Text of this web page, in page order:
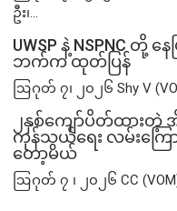
ဦး၊...
UWSP နဲ့ NSPNC တို့
ဘက်က ထုတ်ပြန်
ဩဂုတ် ၇၊ ၂၀၂၆ Shy V
၂နှစ်​ကျော်ပိတ်ထားတဲ့
ကုန်သွယ်ရေး လမ်းကြေ
တော့မယ်
ဩဂုတ် ၇ ၊ ၂၀၂၆ CC